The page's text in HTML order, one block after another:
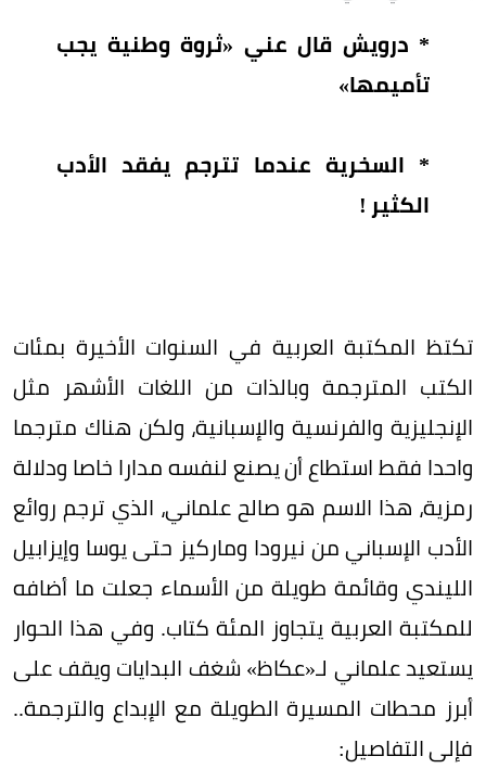
* درويش قال عني «ثروة وطنية يجب
تأميمها»
* السخرية عندما تترجم يفقد الأدب
الكثير !
تكتظ المكتبة العربية في السنوات الأخيرة بمئات
الكتب المترجمة وبالذات من اللغات الأشهر مثل
الإنجليزية والفرنسية والإسبانية، ولكن هناك مترجما
واحدا فقط استطاع أن يصنع لنفسه مدارا خاصا ودلالة
رمزية، هذا الاسم هو صالح علماني، الذي ترجم روائع
الأدب الإسباني من نيرودا وماركيز حتى يوسا وإيزابيل
الليندي وقائمة طويلة من الأسماء جعلت ما أضافه
للمكتبة العربية يتجاوز المئة كتاب. وفي هذا الحوار
يستعيد علماني لـ«عكاظ» شغف البدايات ويقف على
أبرز محطات المسيرة الطويلة مع الإبداع والترجمة..
فإلى التفاصيل: